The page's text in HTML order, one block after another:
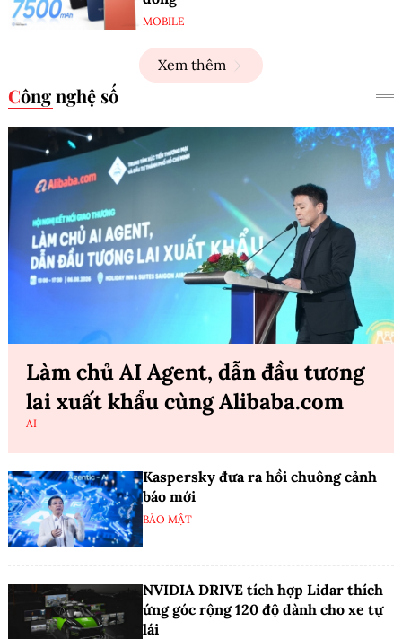
MOBILE
Xem thêm
Công nghệ số
Làm chủ AI Agent, dẫn đầu tương
lai xuất khẩu cùng Alibaba.com
AI
Kaspersky đưa ra hồi chuông cảnh
báo mới
BẢO MẬT
NVIDIA DRIVE tích hợp Lidar thích
ứng góc rộng 120 độ dành cho xe tự
lái